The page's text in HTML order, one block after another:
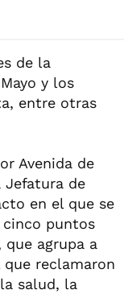
de la
y los
entre otras
Avenida de
Jefatura de
en el que se
puntos
agrupa a
que reclamaron
salud, la